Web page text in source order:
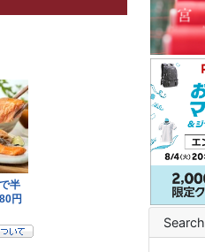
Search